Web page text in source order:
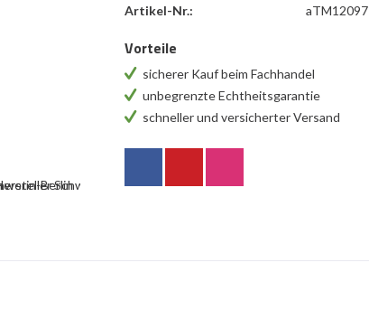
Artikel-Nr.: aTM12097
Vorteile
sicherer Kauf beim Fachhandel
unbegrenzte Echtheitsgarantie
schneller und versicherter Versand